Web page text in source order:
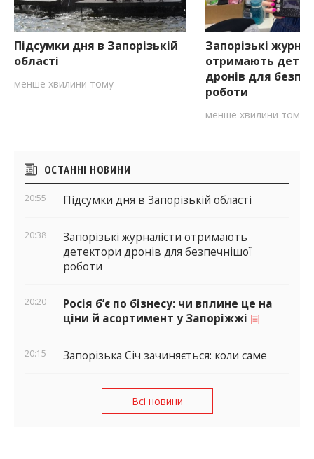
Підсумки дня в Запорізькій
області
менше хвилини тому
Запорізькі
отримають
дронів для
роботи
менше хвилини тому
Бічні
віджети
ОСТАННІ НОВИНИ
20:55 Підсумки дня в Запорізькій області
20:38
Запорізькі журналісти отримають
детектори дронів для безпечнішої
роботи
20:20
Росія б’є по бізнесу: чи вплине це на
ціни й асортимент у Запоріжжі
20:15 Запорізька Січ зачиняється: коли саме
Всі новини